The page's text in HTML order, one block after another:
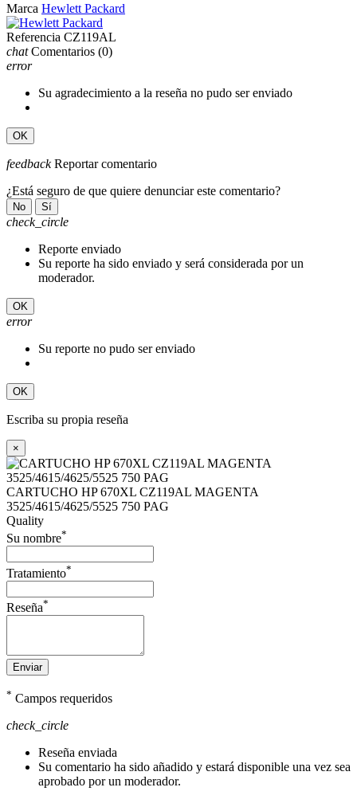
Marca Hewlett Packard
Referencia CZ119AL
chat Comentarios (0)
error
Su agradecimiento a la reseña no pudo ser enviado
OK
feedback Reportar comentario
¿Está seguro de que quiere denunciar este comentario?
No Sí
check_circle
Reporte enviado
Su reporte ha sido enviado y será considerada por un
moderador.
OK
error
Su reporte no pudo ser enviado
OK
Escriba su propia reseña
×
CARTUCHO HP 670XL CZ119AL MAGENTA
3525/4615/4625/5525 750 PAG
Quality
Su nombre*
Tratamiento*
Reseña*
Enviar
* Campos requeridos
check_circle
Reseña enviada
Su comentario ha sido añadido y estará disponible una vez sea
aprobado por un moderador.